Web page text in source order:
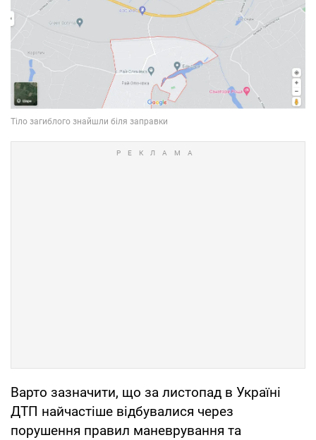
Варто зазначити, що за листопад в Україні
ДТП найчастіше відбувалися через
порушення правил маневрування та